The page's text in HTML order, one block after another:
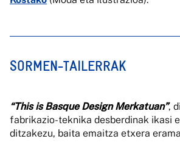
SORMEN-TAILERRAK
“This is Basque Design Merkatuan”,
fabrikazio-teknika desberdinak ikasi
ditzakezu, baita emaitza etxera